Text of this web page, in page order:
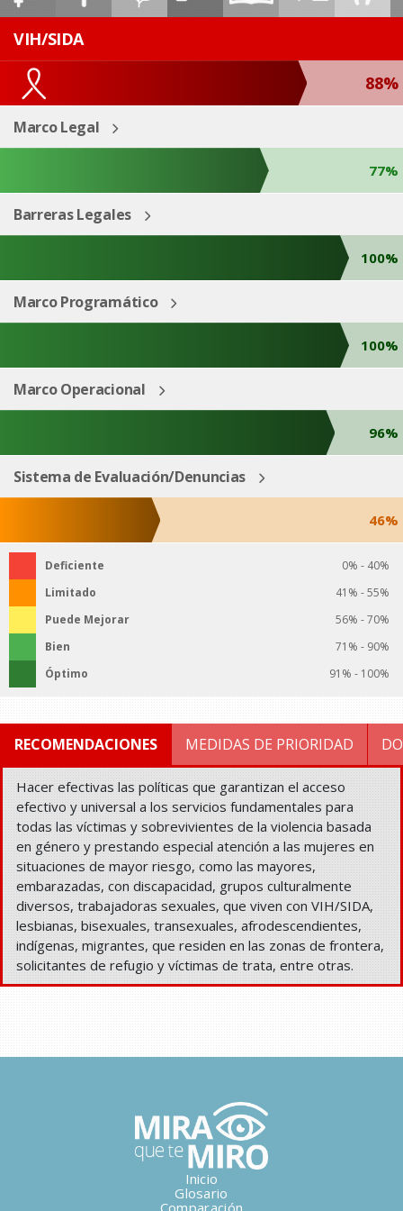
ESP ENG
VIH/SIDA
88%
Marco Legal
77%
Barreras Legales
100%
Marco Programático
100%
Marco Operacional
96%
Sistema de Evaluación/Denuncias
46%
Deficiente
0% - 40%
Limitado
41% - 55%
Puede Mejorar
56% - 70%
Bien
71% - 90%
Óptimo
91% - 100%
RECOMENDACIONES MEDIDAS DE PRIORIDAD
Hacer efectivas las políticas que garantizan el acceso
efectivo y universal a los servicios fundamentales para
todas las víctimas y sobrevivientes de la violencia basada
en género y prestando especial atención a las mujeres en
situaciones de mayor riesgo, como las mayores,
embarazadas, con discapacidad, grupos culturalmente
diversos, trabajadoras sexuales, que viven con VIH/SIDA,
lesbianas, bisexuales, transexuales, afrodescendientes,
indígenas, migrantes, que residen en las zonas de frontera,
solicitantes de refugio y víctimas de trata, entre otras.
Inicio
Glosario
Comparación